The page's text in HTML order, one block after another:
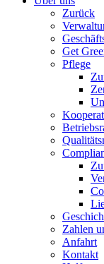
Zurück
Get
Pflege
Zahlen
Anfahrt
Kontakt